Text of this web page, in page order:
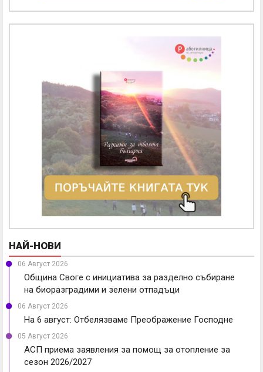
НАЙ-НОВИ
06 Август 2026
Община Своге с инициатива за разделно събиране
на биоразградими и зелени отпадъци
06 Август 2026
На 6 август: Отбелязваме Преображение Господне
05 Август 2026
АСП приема заявления за помощ за отопление за
сезон 2026/2027